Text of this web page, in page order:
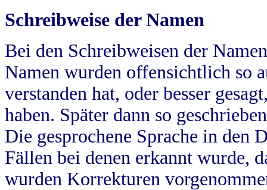
Schreibweise der Namen
Bei den Schreibweisen der
Namen wurden offensichtlich so
verstanden hat, oder besser
haben. Später dann so
Die gesprochene Sprache in
Fällen bei denen erkannt wurde,
wurden Korrekturen